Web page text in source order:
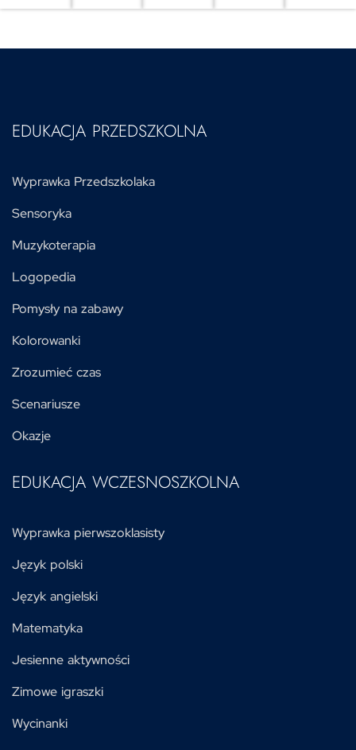
EDUKACJA PRZEDSZKOLNA
Wyprawka Przedszkolaka
Sensoryka
Muzykoterapia
Logopedia
Pomysły na zabawy
Kolorowanki
Zrozumieć czas
Scenariusze
Okazje
EDUKACJA WCZESNOSZKOLNA
Wyprawka pierwszoklasisty
Język polski
Język angielski
Matematyka
Jesienne aktywności
Zimowe igraszki
Wycinanki